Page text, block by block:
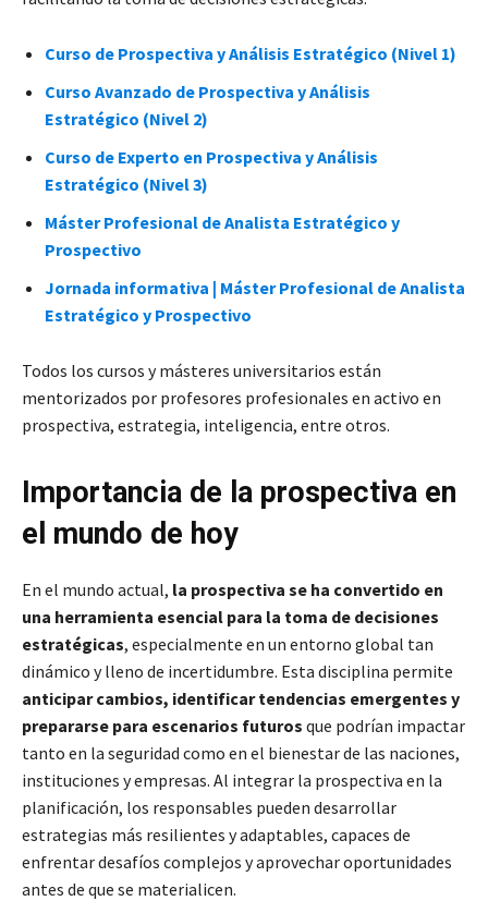
Curso de Prospectiva y Análisis Estratégico (Nivel 1)
Curso Avanzado de Prospectiva y Análisis
Estratégico (Nivel 2)
Curso de Experto en Prospectiva y Análisis
Estratégico (Nivel 3)
Máster Profesional de Analista Estratégico y
Prospectivo
Jornada informativa | Máster Profesional de Analista
Estratégico y Prospectivo
Todos los cursos y másteres universitarios están
mentorizados por profesores profesionales en activo en
prospectiva, estrategia, inteligencia, entre otros.
Importancia de la prospectiva en
el mundo de hoy
En el mundo actual, la prospectiva se ha convertido en
una herramienta esencial para la toma de decisiones
estratégicas, especialmente en un entorno global tan
dinámico y lleno de incertidumbre. Esta disciplina permite
anticipar cambios, identificar tendencias emergentes y
prepararse para escenarios futuros que podrían impactar
tanto en la seguridad como en el bienestar de las naciones,
instituciones y empresas. Al integrar la prospectiva en la
planificación, los responsables pueden desarrollar
estrategias más resilientes y adaptables, capaces de
enfrentar desafíos complejos y aprovechar oportunidades
antes de que se materialicen.